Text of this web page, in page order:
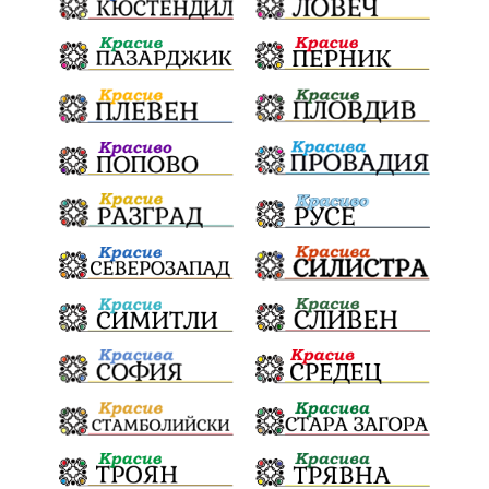
Конституционен съд ВиК Стефан Апостолов
Радослав Ревански пострадали МРРБ
ИвелинМихайлов АнгелинаПопова
Социална политика партия "Мафия" Съд
Сигурност Училища Доброволци
културно наследство Задържане под стража
Хаджидимово РуменРадев автомобил
Росен Желязков справедливост
#Земеделие социални услуги